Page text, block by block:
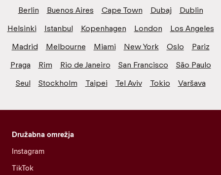
Berlin
Buenos Aires Cape Town Dubaj
Dublin
Helsinki
Istanbul Kopenhagen London
Los Angeles
Madrid
Melbourne Miami New York Oslo
Pariz
Praga
Rim Rio de Janeiro San Francisco
São Paulo
Seul
Stockholm Taipei Tel Aviv Tokio Varšava
Družabna omrežja
Instagram
TikTok